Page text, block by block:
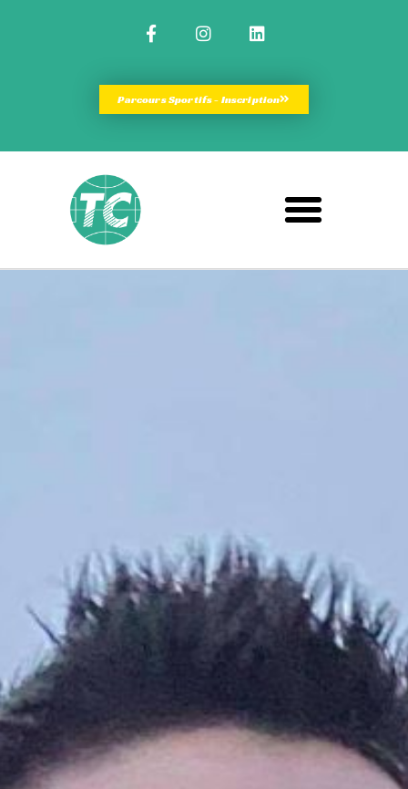
Parcours Sportifs - Inscription